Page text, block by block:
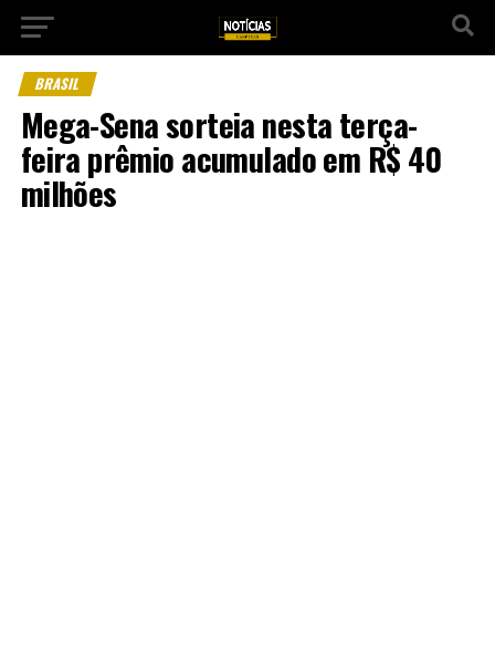
BRASIL
Mega-Sena sorteia nesta terça-
feira prêmio acumulado em R$ 40
milhões